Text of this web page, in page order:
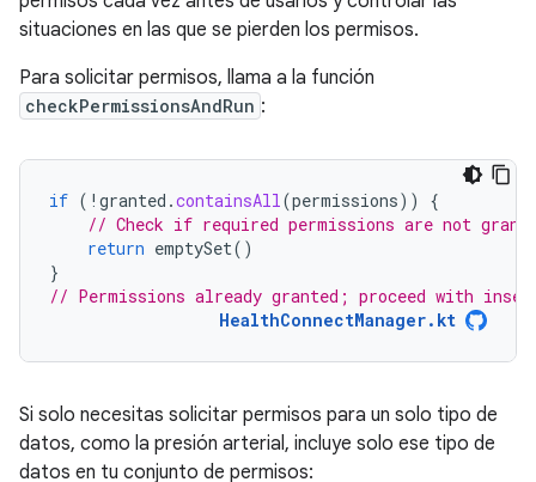
situaciones en las que se pierden los permisos.
Para solicitar permisos, llama a la función
checkPermissionsAndRun :
if ( ! granted .containsAll(permissions))
{
// Check if required permissions are not
return emptySet()
}
// Permissions already granted; proceed with
HealthConnectManager.kt
Si solo necesitas solicitar permisos para un solo tipo de
datos, como la presión arterial, incluye solo ese tipo de
datos en tu conjunto de permisos: